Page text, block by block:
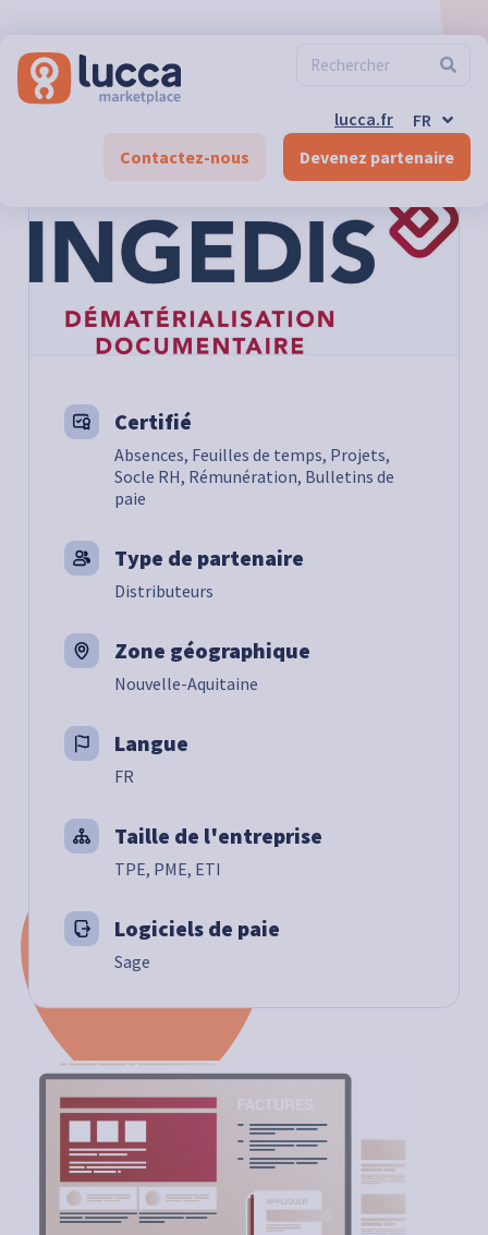
lucca.fr FR
FR-CH
DE
Contactez-nous
Devenez partenaire
Marketplace>Comptabilité & Finance>Ingedis
Certifié
Absences, Feuilles de temps, Projets,
Socle RH, Rémunération, Bulletins de
paie
Type de partenaire
Distributeurs
Zone géographique
Nouvelle-Aquitaine
Langue
FR
Taille de l'entreprise
TPE, PME, ETI
Logiciels de paie
Sage